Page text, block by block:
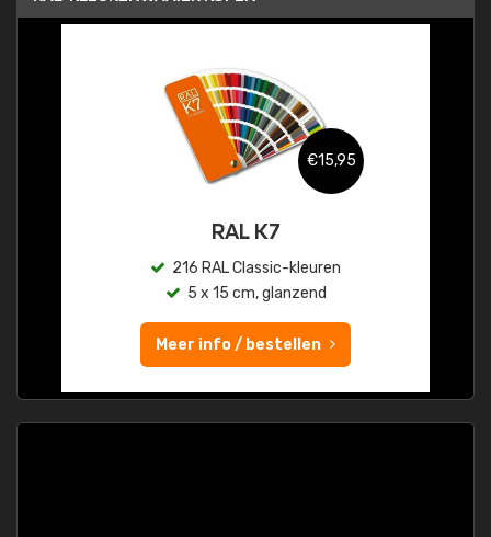
€15,95
RAL K7
216 RAL Classic-kleuren
5 x 15 cm, glanzend
Meer info / bestellen